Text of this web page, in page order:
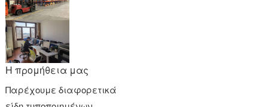
Η προμήθεια μας
Παρέχουμε διαφορετικά